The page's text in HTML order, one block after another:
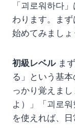
「괴로워하다
わります。ま
始めてみましょ
初級レベルま
る」という基
っかり覚えま
よ）」「괴로
を使えれば、日